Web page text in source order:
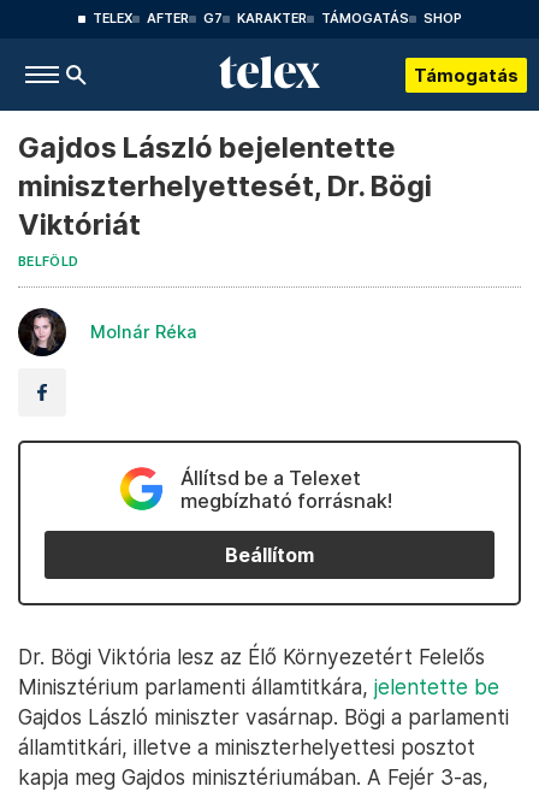
TELEX AFTER G7 KARAKTER TÁMOGATÁS SHOP
Támogatás
Gajdos László bejelentette
miniszterhelyettesét, Dr. Bögi
Viktóriát
BELFÖLD
Molnár Réka
Állítsd be a Telexet
megbízható forrásnak!
Beállítom
Dr. Bögi Viktória lesz az Élő Környezetért Felelős
Minisztérium parlamenti államtitkára, jelentette be
Gajdos László miniszter vasárnap. Bögi a parlamenti
államtitkári, illetve a miniszterhelyettesi posztot
kapja meg Gajdos minisztériumában. A Fejér 3-as,